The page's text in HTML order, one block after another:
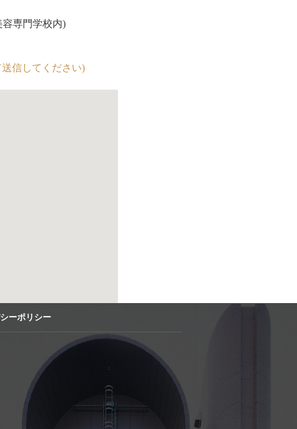
専門学校内)
信してください)
ーポリシー